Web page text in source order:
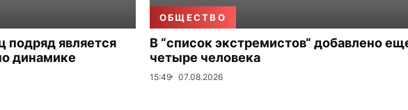
подряд является
динамике
ОБЩЕСТВО
В “список экстремистов“ добавлено
четыре человека
15:49 07.08.2026